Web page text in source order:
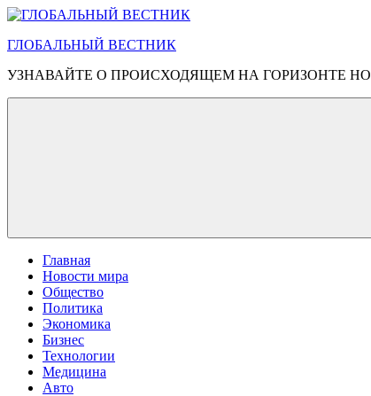
Перейти
содержимому
ГЛОБАЛЬНЫЙ ВЕСТНИК
УЗНАВАЙТЕ О ПРОИСХОДЯЩЕМ НА ГОРИЗОНТЕ
Главная
Новости мира
Общество
Политика
Экономика
Бизнес
Технологии
Медицина
Авто